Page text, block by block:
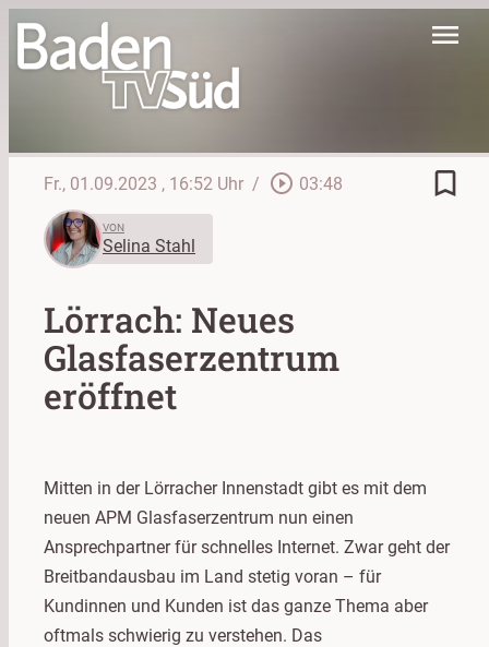
menu
Fr., 01.09.2023 , 16:52 Uhr / play_circle_outline 03:48 bookmark_border
VON
Selina Stahl
Lörrach: Neues
Glasfaserzentrum
eröffnet
Mitten in der Lörracher Innenstadt gibt es mit dem
neuen APM Glasfaserzentrum nun einen
Ansprechpartner für schnelles Internet. Zwar geht der
Breitbandausbau im Land stetig voran – für
Kundinnen und Kunden ist das ganze Thema aber
oftmals schwierig zu verstehen. Das